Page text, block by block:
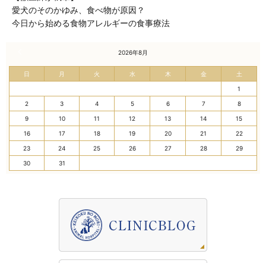
愛犬のそのかゆみ、食べ物が原因？
今日から始める食物アレルギーの食事療法
2026年8月
日 月 火 水 木 金 土
1
2 3 4 5 6 7 8
9 10 11 12 13 14 15
16 17 18 19 20 21 22
23 24 25 26 27 28 29
30 31